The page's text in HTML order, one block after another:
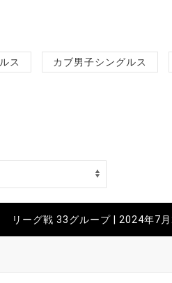
ス カブ男子シングルス
リーグ戦 33グループ | 2024年7